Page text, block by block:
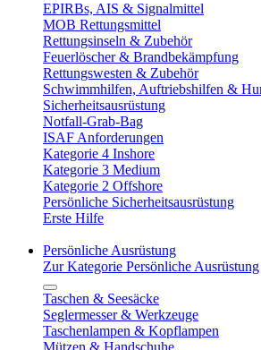
EPIRBs, AIS & Signalmittel
MOB Rettungsmittel
Rettungsinseln & Zubehör
Feuerlöscher & Brandbekämpfung
Rettungswesten & Zubehör
Schwimmhilfen, Auftriebshilfen &
Sicherheitsausrüstung
Notfall-Grab-Bag
ISAF Anforderungen
Kategorie 4 Inshore
Kategorie 3 Medium
Kategorie 2 Offshore
Persönliche Sicherheitsausrüstung
Erste Hilfe
Persönliche Ausrüstung
Zur Kategorie Persönliche Ausrüstung
Taschen & Seesäcke
Seglermesser & Werkzeuge
Taschenlampen & Kopflampen
Mützen & Handschuhe